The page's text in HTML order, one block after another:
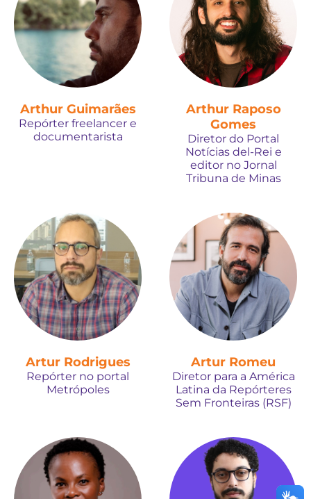
Arthur Guimarães
Repórter freelancer e
documentarista
Arthur Raposo
Gomes
Diretor do Portal
Notícias del-Rei e
editor no Jornal
Tribuna de Minas
Artur Rodrigues
Repórter no portal
Metrópoles
Artur Romeu
Diretor para a América
Latina da Repórteres
Sem Fronteiras (RSF)